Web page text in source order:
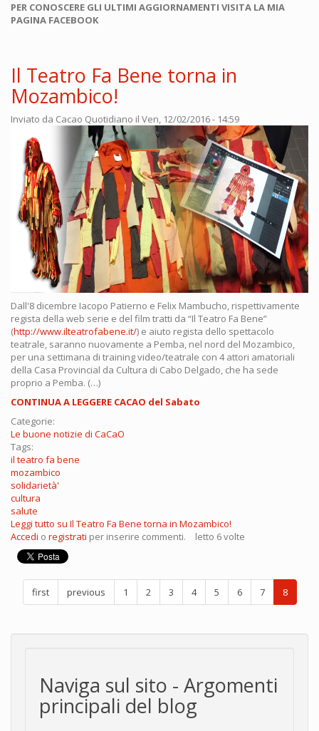
PER CONOSCERE GLI ULTIMI AGGIORNAMENTI VISITA LA MIA
PAGINA FACEBOOK
Il Teatro Fa Bene torna in
Mozambico!
Inviato da Cacao Quotidiano il Ven, 12/02/2016 - 14:59
Dall'8 dicembre Iacopo Patierno e Felix Mambucho, rispettivamente
regista della web serie e del film tratti da “Il Teatro Fa Bene”
(http://www.ilteatrofabene.it/) e aiuto regista dello spettacolo
teatrale, saranno nuovamente a Pemba, nel nord del Mozambico,
per una settimana di training video/teatrale con 4 attori amatoriali
della Casa Provincial da Cultura di Cabo Delgado, che ha sede
proprio a Pemba. (…)
CONTINUA A LEGGERE CACAO del Sabato
Categorie:
Le buone notizie di CaCaO
Tags:
il teatro fa bene
mozambico
solidarietà'
cultura
salute
Leggi tutto su Il Teatro Fa Bene torna in Mozambico!
Accedi o registrati per inserire commenti. letto 6 volte
first previous 1 2 3 4 5 6 7 8
Naviga sul sito - Argomenti
principali del blog